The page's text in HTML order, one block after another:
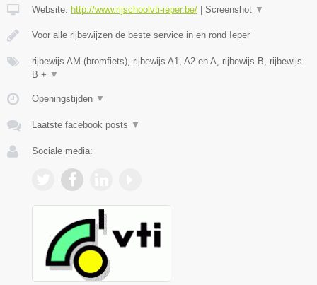
Website: http://www.rijschoolvti-ieper.be/ Screenshot ▼
Voor alle rijbewijzen de beste service in en rond Ieper
rijbewijs AM (bromfiets), rijbewijs A1, A2 en A, rijbewijs B, rijbewijs
B + ▼
Openingstijden ▼
Laatste facebook posts ▼
Sociale media: